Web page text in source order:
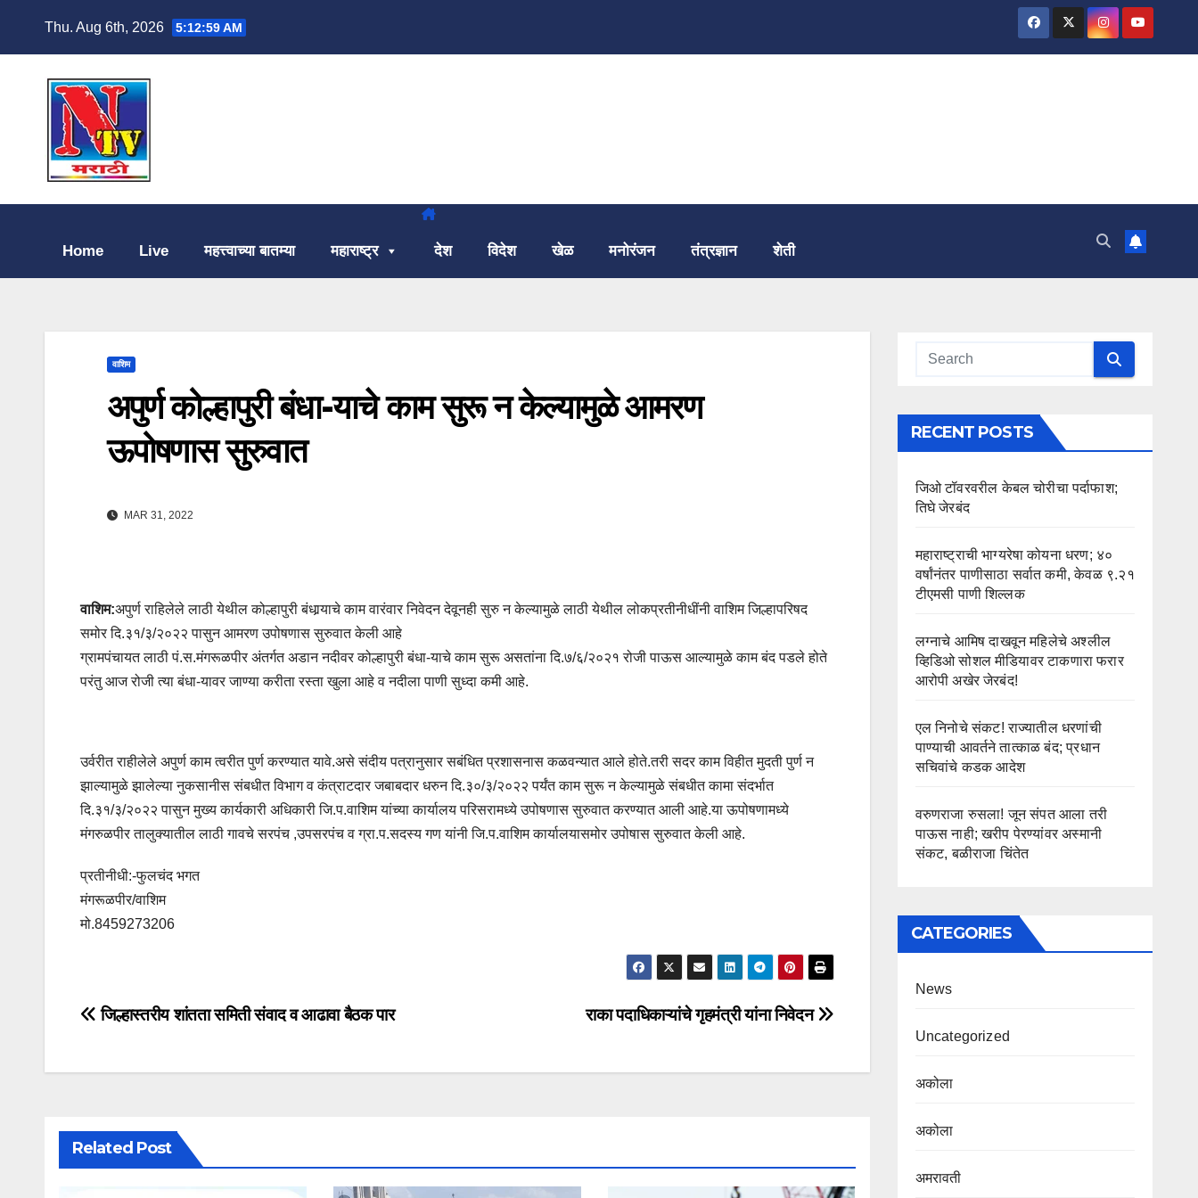
Thu. Aug 6th, 2026 5:13:00 AM
Home Live महत्त्वाच्या बातम्या महाराष्ट्र देश विदेश खेळ मनोरंजन तंत्रज्ञान शेती
वाशिम
अपुर्ण कोल्हापुरी बंधा-याचे काम सुरू न केल्यामुळे आमरण
ऊपोषणास सुरुवात
MAR 31, 2022
वाशिम:अपुर्ण राहिलेले लाठी येथील कोल्हापुरी बंधार्‍याचे काम वारंवार निवेदन देवूनही सुरु न केल्यामुळे लाठी येथील लोकप्रतीनीधींनी वाशिम जिल्हापरिषद
समोर दि.३१/३/२०२२ पासुन आमरण उपोषणास सुरुवात केली आहे
ग्रामपंचायत लाठी पं.स.मंगरूळपीर अंतर्गत अडान नदीवर कोल्हापुरी बंधा-याचे काम सुरू असतांना दि.७/६/२०२१ रोजी पाऊस आल्यामुळे काम बंद पडले होते
परंतु आज रोजी त्या बंधा-यावर जाण्या करीता रस्ता खुला आहे व नदीला पाणी सुध्दा कमी आहे.
उर्वरीत राहीलेले अपुर्ण काम त्वरीत पुर्ण करण्यात यावे.असे संदीय पत्रानुसार सबंधित प्रशासनास कळवन्यात आले होते.तरी सदर काम विहीत मुदती पुर्ण न
झाल्यामुळे झालेल्या नुकसानीस संबधीत विभाग व कंत्राटदार जबाबदार धरुन दि.३०/३/२०२२ पर्यंत काम सुरू न केल्यामुळे संबधीत कामा संदर्भात
दि.३१/३/२०२२ पासुन मुख्य कार्यकारी अधिकारी जि.प.वाशिम यांच्या कार्यालय परिसरामध्ये उपोषणास सुरुवात करण्यात आली आहे.या ऊपोषणामध्ये
मंगरुळपीर तालुक्यातील लाठी गावचे सरपंच ,उपसरपंच व ग्रा.प.सदस्य गण यांनी जि.प.वाशिम कार्यालयासमोर उपोषास सुरुवात केली आहे.
प्रतीनीधी:-फुलचंद भगत
मंगरूळपीर/वाशिम
मो.8459273206
राका पदाधिकाऱ्यांचे गृहमंत्री यांना निवेदन
जिल्हास्तरीय शांतता समिती संवाद व आढावा बैठक पार
Related Post
RECENT POSTS
जिओ टॉवरवरील केबल चोरीचा पर्दाफाश;
तिघे जेरबंद
महाराष्ट्राची भाग्यरेषा कोयना धरण; ४०
वर्षांनंतर पाणीसाठा सर्वात कमी, केवळ ९.२१
टीएमसी पाणी शिल्लक
लग्नाचे आमिष दाखवून महिलेचे अश्लील
व्हिडिओ सोशल मीडियावर टाकणारा फरार
आरोपी अखेर जेरबंद!
एल निनोचे संकट! राज्यातील धरणांची
पाण्याची आवर्तने तात्काळ बंद; प्रधान
सचिवांचे कडक आदेश
वरुणराजा रुसला! जून संपत आला तरी
पाऊस नाही; खरीप पेरण्यांवर अस्मानी
संकट, बळीराजा चिंतेत
CATEGORIES
News
Uncategorized
अकोला
अकोला
अमरावती